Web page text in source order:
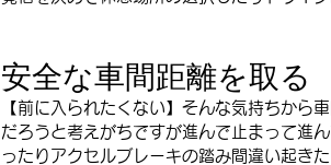
安全な車間距離を取る
【前に入られたくない】そんな気持ちから
だろうと考えがちですが進んで止まって進
ったりアクセルブレーキの踏み間違い起き